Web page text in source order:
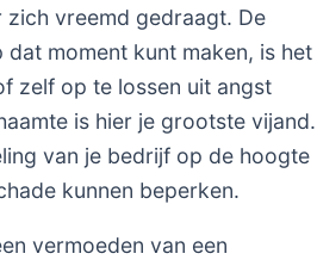
vreemd gedraagt. De
moment kunt maken, is het
zelf op te lossen uit angst
is hier je grootste vijand.
van je bedrijf op de hoogte
kunnen beperken.
vermoeden van een